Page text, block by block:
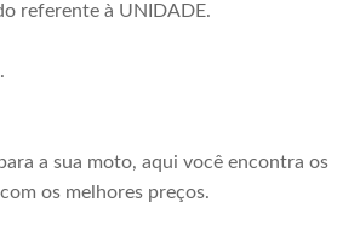
referente à UNIDADE.
a sua moto, aqui você encontra os
os melhores preços.